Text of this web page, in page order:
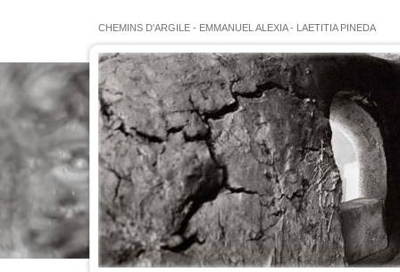
CHEMINS D'ARGILE - EMMANUEL ALEXIA- LAETITIA PINEDA